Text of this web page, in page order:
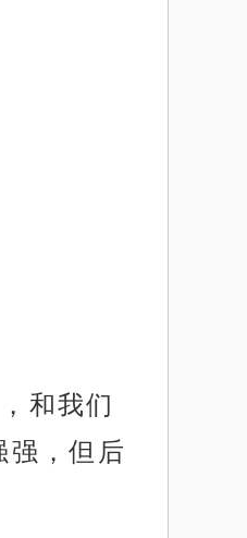
和我们
强，但后